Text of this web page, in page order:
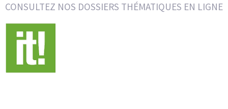
CONSULTEZ NOS DOSSIERS THÉMATIQUES EN LIGNE